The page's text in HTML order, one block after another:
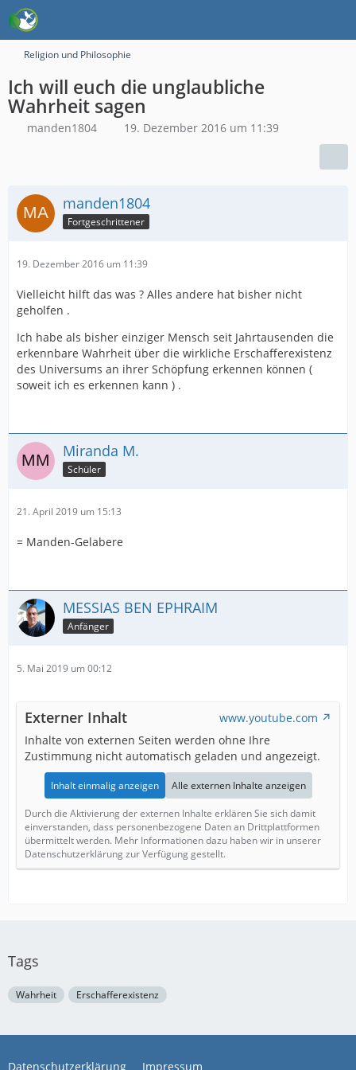
Religion und Philosophie
Ich will euch die unglaubliche
Wahrheit sagen
manden1804 19. Dezember 2016 um 11:39
manden1804
Fortgeschrittener
19. Dezember 2016 um 11:39
Vielleicht hilft das was ? Alles andere hat bisher nicht
geholfen .
Ich habe als bisher einziger Mensch seit Jahrtausenden die
erkennbare Wahrheit über die wirkliche Erschafferexistenz
des Universums an ihrer Schöpfung erkennen können (
soweit ich es erkennen kann ) .
Miranda M.
Schüler
21. April 2019 um 15:13
= Manden-Gelabere
MESSIAS BEN EPHRAIM
Anfänger
5. Mai 2019 um 00:12
Externer Inhalt
www.youtube.com
Inhalte von externen Seiten werden ohne Ihre
Zustimmung nicht automatisch geladen und angezeigt.
Inhalt einmalig anzeigen Alle externen Inhalte anzeigen
Durch die Aktivierung der externen Inhalte erklären Sie sich damit
einverstanden, dass personenbezogene Daten an Drittplattformen
übermittelt werden. Mehr Informationen dazu haben wir in unserer
Datenschutzerklärung zur Verfügung gestellt.
Tags
Wahrheit Erschafferexistenz
Datenschutzerklärung Impressum